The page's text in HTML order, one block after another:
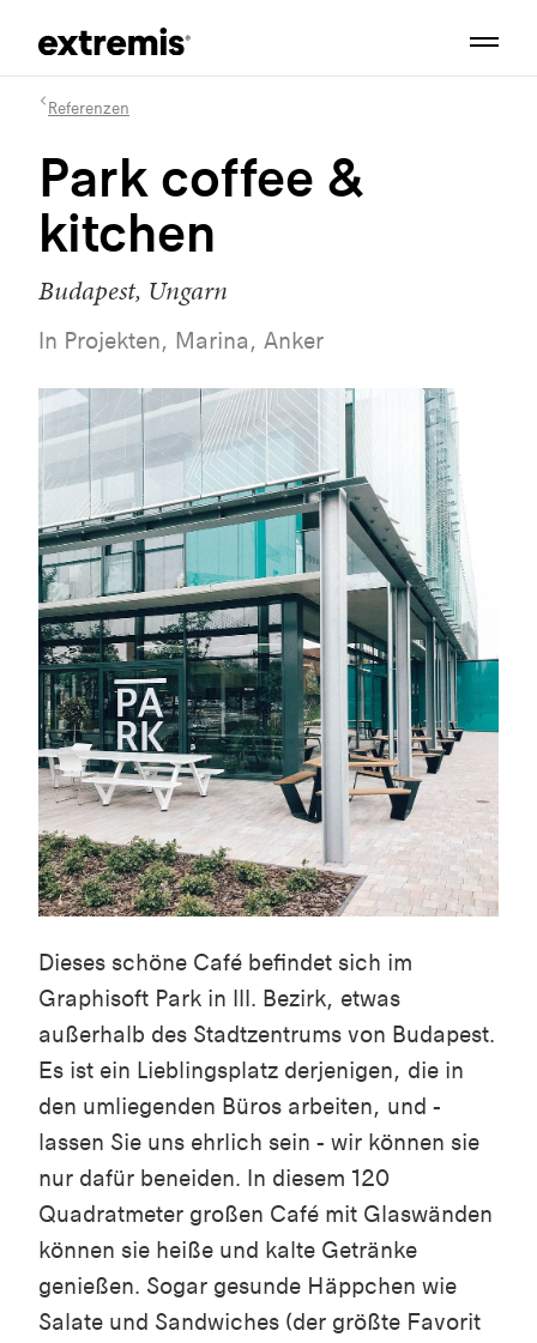
Referenzen
Park coffee &
kitchen
Budapest, Ungarn
In Projekten, Marina, Anker
Dieses schöne Café befindet sich im
Graphisoft Park in III. Bezirk, etwas
außerhalb des Stadtzentrums von Budapest.
Es ist ein Lieblingsplatz derjenigen, die in
den umliegenden Büros arbeiten, und -
lassen Sie uns ehrlich sein - wir können sie
nur dafür beneiden. In diesem 120
Quadratmeter großen Café mit Glaswänden
können sie heiße und kalte Getränke
genießen. Sogar gesunde Häppchen wie
Salate und Sandwiches (der größte Favorit